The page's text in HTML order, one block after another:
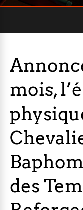
mois,
des